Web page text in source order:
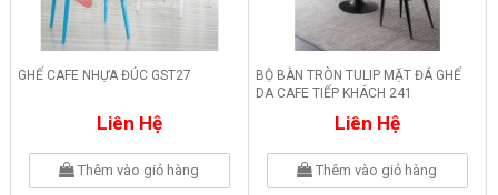
GHẾ CAFE NHỰA ĐÚC GST27
Liên Hệ
Thêm vào giỏ hàng
BỘ BÀN TRÒN TULIP MẶT ĐÁ GHẾ
DA CAFE TIẾP KHÁCH 241
Liên Hệ
Thêm vào giỏ hàng